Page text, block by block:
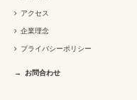
アクセス
企業理念
プライバシーポリシー
お問合わせ